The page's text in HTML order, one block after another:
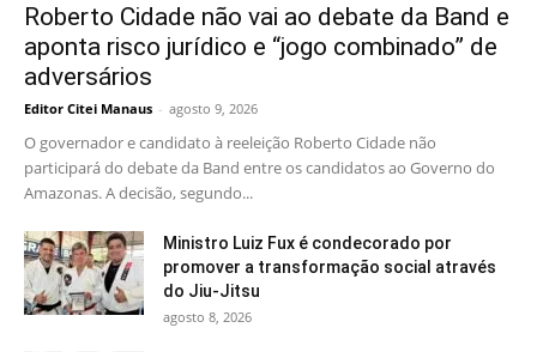
Roberto Cidade não vai ao debate da Band e
aponta risco jurídico e “jogo combinado” de
adversários
Editor Citei Manaus - agosto 9, 2026
O governador e candidato à reeleição Roberto Cidade não
participará do debate da Band entre os candidatos ao Governo do
Amazonas. A decisão, segundo...
Ministro Luiz Fux é condecorado por
promover a transformação social através
do Jiu-Jitsu
agosto 8, 2026